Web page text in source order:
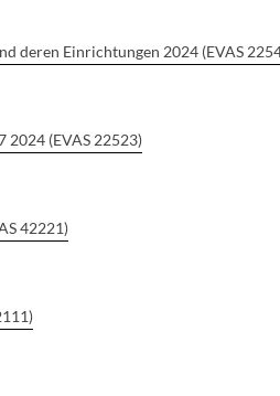
deren Einrichtungen 2024 (EVAS
2024 (EVAS 22523)
42221)